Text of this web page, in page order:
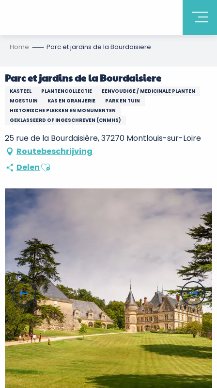
Home Parc et jardins de la Bourdaisiere
Parc et jardins de la Bourdaisiere
KASTEEL PLANTENCOLLECTIE
EENVOUDIGE / MEDICINALE PLANTEN
MOESTUIN
KAS EN ORANJERIE
PARK EN TUIN
HISTORISCHE PLEKKEN EN MONUMENTEN
GEKLASSEERD OF INGESCHREVEN (CNMHS)
25 rue de la Bourdaisière, 37270 Montlouis-sur-Loire
Routebeschrijving
DelenAjouter aux favoris